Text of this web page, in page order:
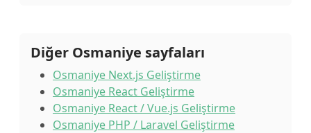
Diğer Osmaniye sayfaları
Osmaniye Next.js Geliştirme
Osmaniye React Geliştirme
Osmaniye React / Vue.js Geliştirme
Osmaniye PHP / Laravel Geliştirme